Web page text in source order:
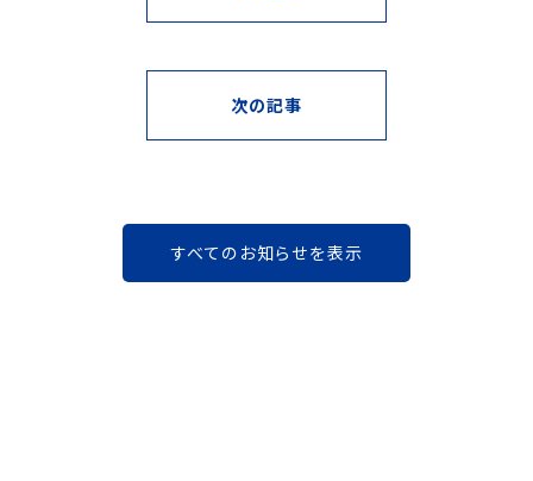
次の記事
すべてのお知らせを表示